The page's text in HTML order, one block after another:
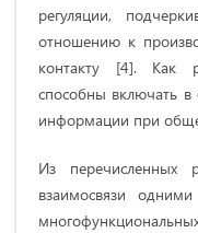
регуляции,
отношению к
контакту [4]. Как
способны включать в
информации при
Из перечисленных
взаимосвязи